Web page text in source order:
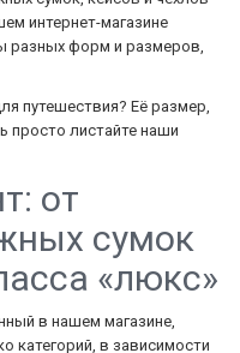
интернет-магазине
разных форм и размеров,
путешествия? Её размер,
просто листайте наши
от
сумок
«люкс»
в нашем магазине,
категорий, в зависимости